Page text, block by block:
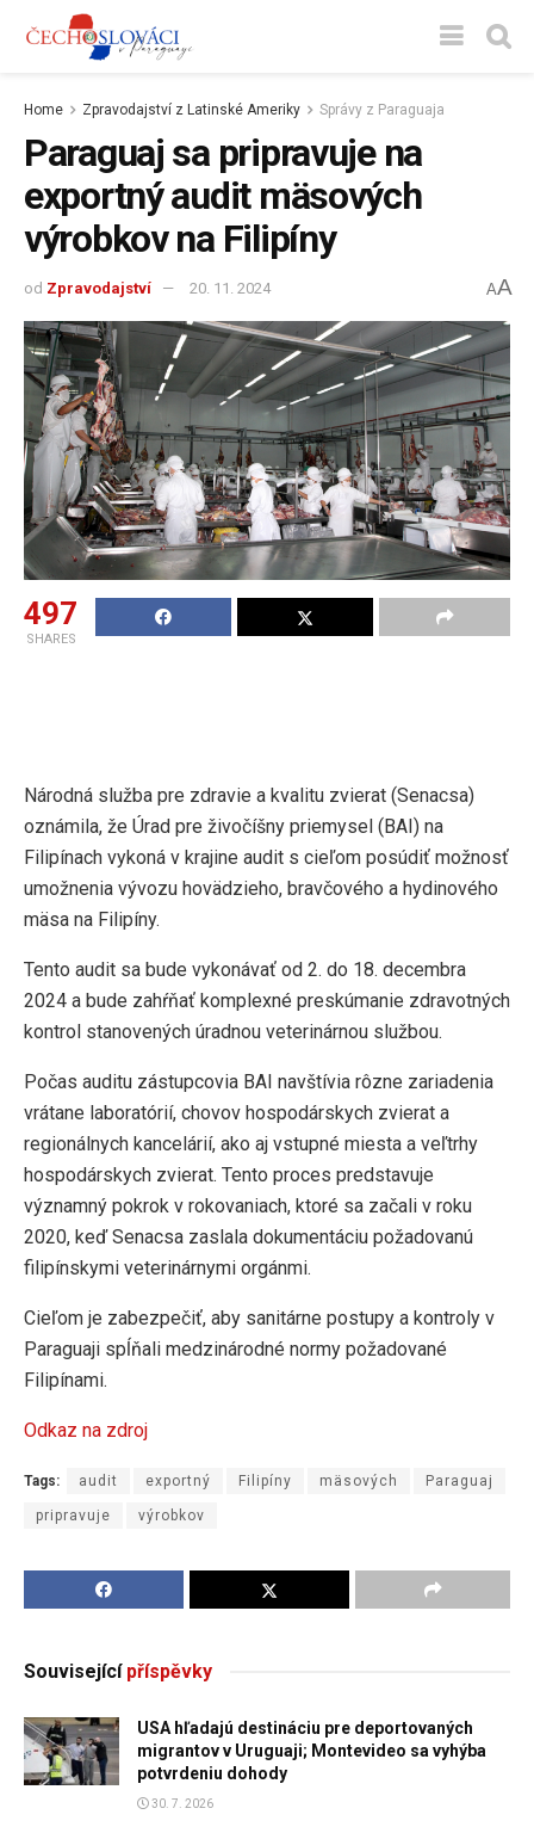
Home Zpravodajství z Latinské Ameriky Správy z Paraguaja
Paraguaj sa pripravuje na
exportný audit mäsových
výrobkov na Filipíny
od Zpravodajství 20. 11. 2024 AA
497
SHARES
Národná služba pre zdravie a kvalitu zvierat (Senacsa)
oznámila, že Úrad pre živočíšny priemysel (BAI) na
Filipínach vykoná v krajine audit s cieľom posúdiť možnosť
umožnenia vývozu hovädzieho, bravčového a hydinového
mäsa na Filipíny.
Tento audit sa bude vykonávať od 2. do 18. decembra
2024 a bude zahŕňať komplexné preskúmanie zdravotných
kontrol stanovených úradnou veterinárnou službou.
Počas auditu zástupcovia BAI navštívia rôzne zariadenia
vrátane laboratórií, chovov hospodárskych zvierat a
regionálnych kancelárií, ako aj vstupné miesta a veľtrhy
hospodárskych zvierat. Tento proces predstavuje
významný pokrok v rokovaniach, ktoré sa začali v roku
2020, keď Senacsa zaslala dokumentáciu požadovanú
filipínskymi veterinárnymi orgánmi.
Cieľom je zabezpečiť, aby sanitárne postupy a kontroly v
Paraguaji spĺňali medzinárodné normy požadované
Filipínami.
Odkaz na zdroj
Tags: audit exportný Filipíny mäsových Paraguaj
pripravuje výrobkov
Souvisejícípříspěvky
USA hľadajú destináciu pre deportovaných
migrantov v Uruguaji; Montevideo sa vyhýba
potvrdeniu dohody
30. 7. 2026